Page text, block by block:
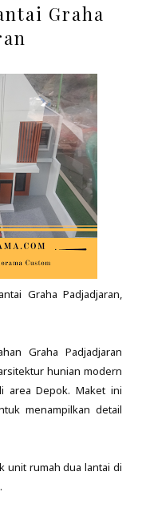
Graha
Graha Padjadjaran,
Graha Padjadjaran
hunian modern
area Depok. Maket ini
menampilkan detail
unit rumah dua lantai di